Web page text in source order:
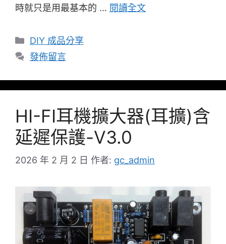
時就只是用最基本的 … 閱讀全文
分
類
DIY 成品分享
發佈留言
HI-FI耳機擴大器(耳擴)含
延遲保護-V3.0
2026 年 2 月 2 日 作者: gc_admin